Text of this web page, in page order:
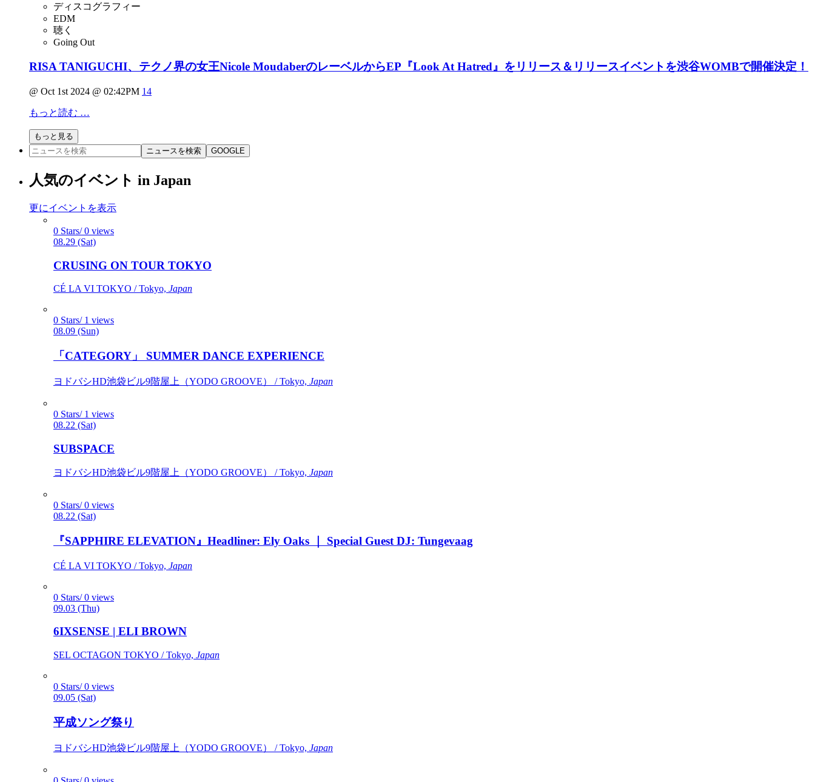
ディスコグラフィー
EDM
聴く
Going Out
RISA TANIGUCHI、テクノ界の女王Nicole MoudaberのレーベルからEP『Look At Hatred』をリリース＆リリースイベントを渋谷WOMBで開催決定！
@ Oct 1st 2024 @ 02:42PM 14
もっと読む …
もっと見る
ニュースを検索
GOOGLE
人気のイベント in Japan
更にイベントを表示
0 Stars/ 0 views
08.29 (Sat)
CRUSING ON TOUR TOKYO
CÉ LA VI TOKYO / Tokyo, Japan
0 Stars/ 1 views
08.09 (Sun)
「CATEGORY」 SUMMER DANCE EXPERIENCE
ヨドバシHD池袋ビル9階屋上（YODO GROOVE） / Tokyo, Japan
0 Stars/ 1 views
08.22 (Sat)
SUBSPACE
ヨドバシHD池袋ビル9階屋上（YODO GROOVE） / Tokyo, Japan
0 Stars/ 0 views
08.22 (Sat)
『SAPPHIRE ELEVATION』Headliner: Ely Oaks ｜ Special Guest DJ: Tungevaag
CÉ LA VI TOKYO / Tokyo, Japan
0 Stars/ 0 views
09.03 (Thu)
6IXSENSE | ELI BROWN
SEL OCTAGON TOKYO / Tokyo, Japan
0 Stars/ 0 views
09.05 (Sat)
平成ソング祭り
ヨドバシHD池袋ビル9階屋上（YODO GROOVE） / Tokyo, Japan